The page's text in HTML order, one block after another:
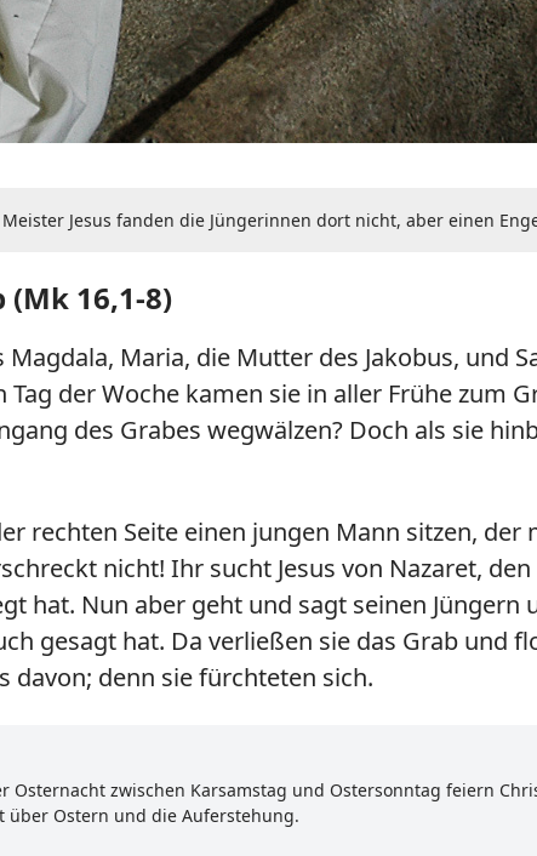
Jesus fanden die Jüngerinnen dort nicht, aber einen
16,1-8)
Maria, die Mutter des Jakobus, und
der Woche kamen sie in aller Frühe zum
des Grabes wegwälzen? Doch als sie
rechten Seite einen jungen Mann sitzen,
nicht! Ihr sucht Jesus von Nazaret,
hat. Nun aber geht und sagt seinen
gesagt hat. Da verließen sie das Grab und
davon; denn sie fürchteten sich.
zwischen Karsamstag und Ostersonntag feiern
über Ostern und die Auferstehung.